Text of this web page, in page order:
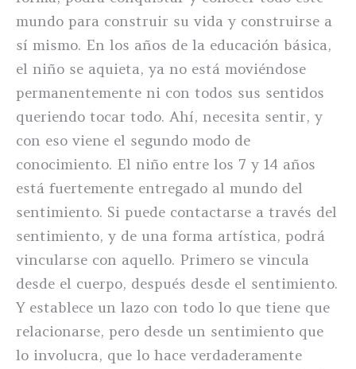
mundo para construir su vida y construirse a
sí mismo. En los años de la educación básica,
el niño se aquieta, ya no está moviéndose
permanentemente ni con todos sus sentidos
queriendo tocar todo. Ahí, necesita sentir, y
con eso viene el segundo modo de
conocimiento. El niño entre los 7 y 14 años
está fuertemente entregado al mundo del
sentimiento. Si puede contactarse a través del
sentimiento, y de una forma artística, podrá
vincularse con aquello. Primero se vincula
desde el cuerpo, después desde el sentimiento.
Y establece un lazo con todo lo que tiene que
relacionarse, pero desde un sentimiento que
lo involucra, que lo hace verdaderamente